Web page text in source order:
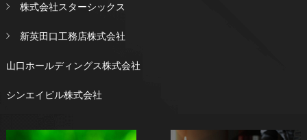
株式会社スターシックス
新英田口工務店株式会社
山口ホールディングス株式会社
シンエイビル株式会社